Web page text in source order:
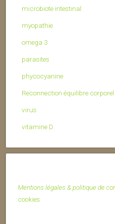
microbiote intestinal
myopathie
omega 3
parasites
phycocyanine
Reconnection équilibre corporel
virus
vitamine D
Mentions légales & politique de
cookies